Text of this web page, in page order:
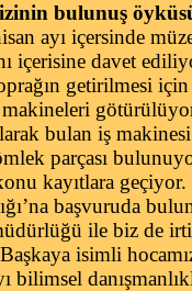
bulunuş
ayı içersinde
içerisine davet
getirilmesi
bulan iş
parçası
kayıtlara geçiyor.
başvuruda
ile biz de
isimli